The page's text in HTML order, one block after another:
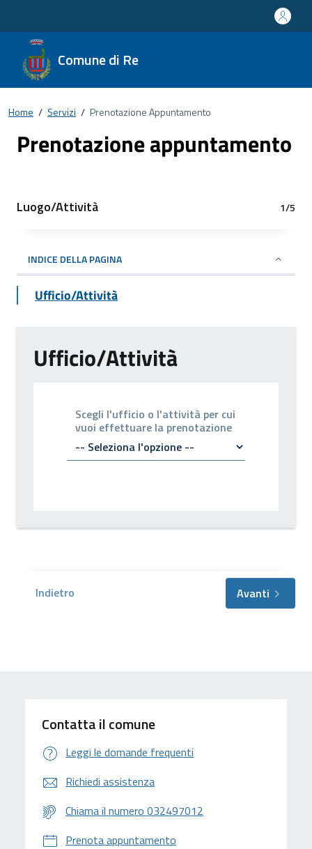
Comune di Re
Home / Servizi / Prenotazione Appuntamento
Prenotazione appuntamento
Luogo/Attività 1/5
INDICE DELLA PAGINA
Ufficio/Attività
Ufficio/Attività
Scegli l'ufficio o l'attività per cui
vuoi effettuare la prenotazione
Indietro Avanti
Contatta il comune
Leggi le domande frequenti
Richiedi assistenza
Chiama il numero 032497012
Prenota appuntamento